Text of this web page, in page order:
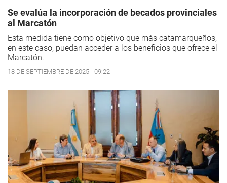
Se evalúa la incorporación de becados provinciales
al Marcatón
Esta medida tiene como objetivo que más catamarqueños,
en este caso, puedan acceder a los beneficios que ofrece el
Marcatón.
18 DE SEPTIEMBRE DE 2025 - 09:22